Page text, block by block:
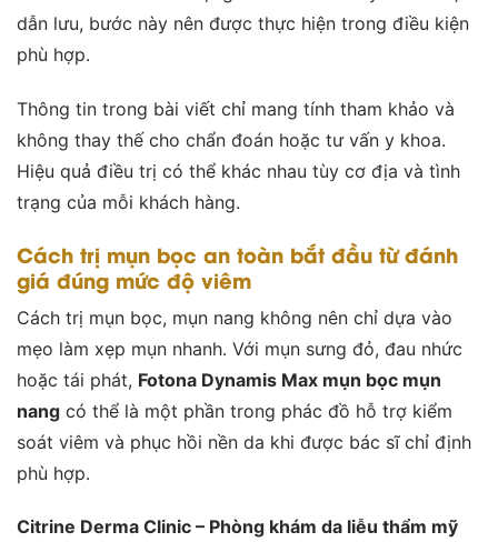
dẫn lưu, bước này nên được thực hiện trong điều kiện
phù hợp.
Thông tin trong bài viết chỉ mang tính tham khảo và
không thay thế cho chẩn đoán hoặc tư vấn y khoa.
Hiệu quả điều trị có thể khác nhau tùy cơ địa và tình
trạng của mỗi khách hàng.
Cách trị mụn bọc an toàn bắt đầu từ đánh
giá đúng mức độ viêm
Cách trị mụn bọc, mụn nang không nên chỉ dựa vào
mẹo làm xẹp mụn nhanh. Với mụn sưng đỏ, đau nhức
hoặc tái phát, Fotona Dynamis Max mụn bọc mụn
nang có thể là một phần trong phác đồ hỗ trợ kiểm
soát viêm và phục hồi nền da khi được bác sĩ chỉ định
phù hợp.
Citrine Derma Clinic – Phòng khám da liễu thẩm mỹ